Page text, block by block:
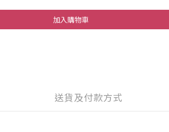
加入購物車
送貨及付款方式